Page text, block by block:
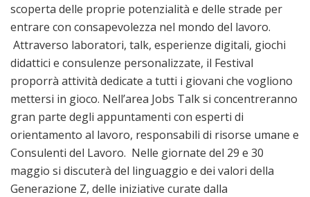
scoperta delle proprie potenzialità e delle strade per
entrare con consapevolezza nel mondo del lavoro.
Attraverso laboratori, talk, esperienze digitali, giochi
didattici e consulenze personalizzate, il Festival
proporrà attività dedicate a tutti i giovani che vogliono
mettersi in gioco. Nell’area Jobs Talk si concentreranno
gran parte degli appuntamenti con esperti di
orientamento al lavoro, responsabili di risorse umane e
Consulenti del Lavoro. Nelle giornate del 29 e 30
maggio si discuterà del linguaggio e dei valori della
Generazione Z, delle iniziative curate dalla